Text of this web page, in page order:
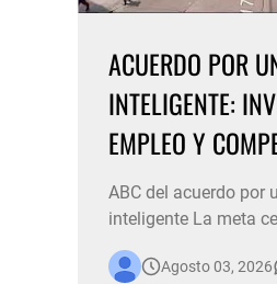
ACUERDO POR
INTELIGENTE:
EMPLEO Y
ABC del acuerdo por
inteligente La meta
proyecto es acelerar la
transformación de la
Agosto 03, 2026